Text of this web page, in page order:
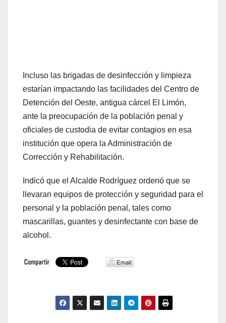
Incluso las brigadas de desinfección y limpieza
estarían impactando las facilidades del Centro de
Detención del Oeste, antigua cárcel El Limón,
ante la preocupación de la población penal y
oficiales de custodia de evitar contagios en esa
institución que opera la Administración de
Corrección y Rehabilitación.
Indicó que el Alcalde Rodríguez ordenó que se
llevaran equipos de protección y seguridad para el
personal y la población penal, tales como
mascarillas, guantes y desinfectante con base de
alcohol.